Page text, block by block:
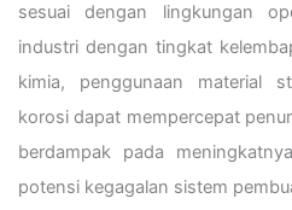
sesuai dengan lingkungan
industri dengan tingkat
kimia, penggunaan material
korosi dapat mempercepat
berdampak pada
potensi kegagalan sistem